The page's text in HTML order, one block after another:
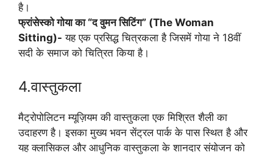
है।
फ्रांसेस्को गोया का “द वुमन सिटिंग” (The Woman
Sitting)- यह एक प्रसिद्ध चित्रकला है जिसमें गोया ने 18वीं
सदी के समाज को चित्रित किया है।
4.वास्तुकला
मैट्रोपोलिटन म्यूज़ियम की वास्तुकला एक मिश्रित शैली का
उदाहरण है। इसका मुख्य भवन सेंट्रल पार्क के पास स्थित है और
यह क्लासिकल और आधुनिक वास्तुकला के शानदार संयोजन को